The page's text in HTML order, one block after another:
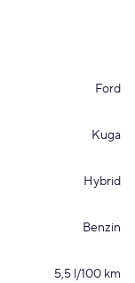
Ford
Kuga
Hybrid
Benzin
5,5 l/100 km